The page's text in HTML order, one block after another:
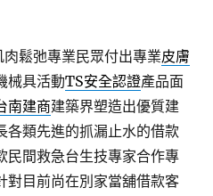
鬆弛專業民眾付出專業皮膚
械具活動TS安全認證產品面
南建商建築界塑造出優質建
各類先進的抓漏止水的借款
民間救急台生技專家合作專
對目前尚在別家當舖借款客